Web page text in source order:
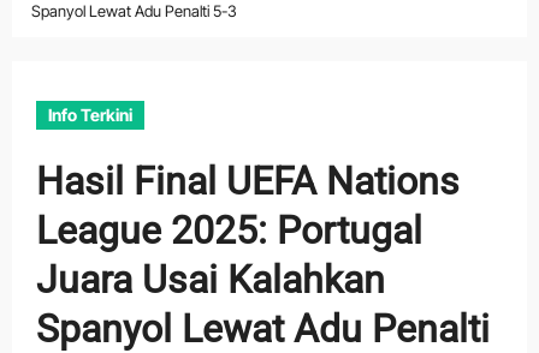
Spanyol Lewat Adu Penalti 5-3
Info Terkini
Hasil Final UEFA Nations
League 2025: Portugal
Juara Usai Kalahkan
Spanyol Lewat Adu Penalti